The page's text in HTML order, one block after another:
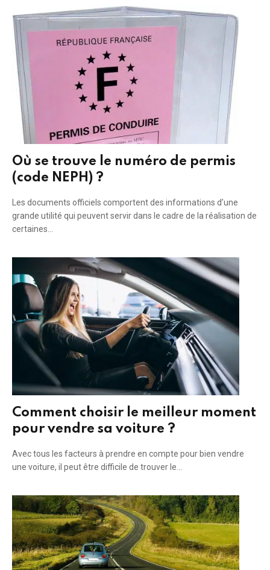
Où se trouve le numéro de permis
(code NEPH) ?
Les documents officiels comportent des informations d’une
grande utilité qui peuvent servir dans le cadre de la réalisation de
certaines…
Comment choisir le meilleur moment
pour vendre sa voiture ?
Avec tous les facteurs à prendre en compte pour bien vendre
une voiture, il peut être difficile de trouver le…